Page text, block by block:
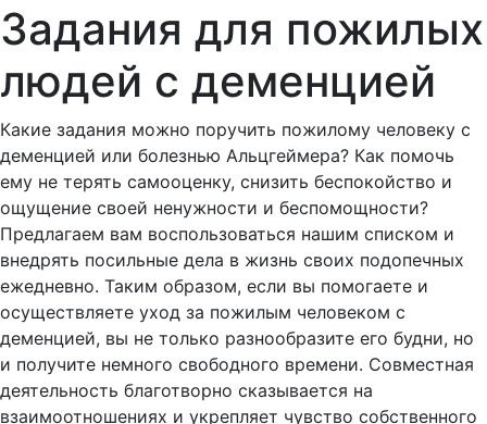
Задания для пожилых
людей с деменцией
Какие задания можно поручить пожилому человеку с
деменцией или болезнью Альцгеймера? Как помочь
ему не терять самооценку, снизить беспокойство и
ощущение своей ненужности и беспомощности?
Предлагаем вам воспользоваться нашим списком и
внедрять посильные дела в жизнь своих подопечных
ежедневно. Таким образом, если вы помогаете и
осуществляете уход за пожилым человеком с
деменцией, вы не только разнообразите его будни, но
и получите немного свободного времени. Совместная
деятельность благотворно сказывается на
взаимоотношениях и укрепляет чувство собственного